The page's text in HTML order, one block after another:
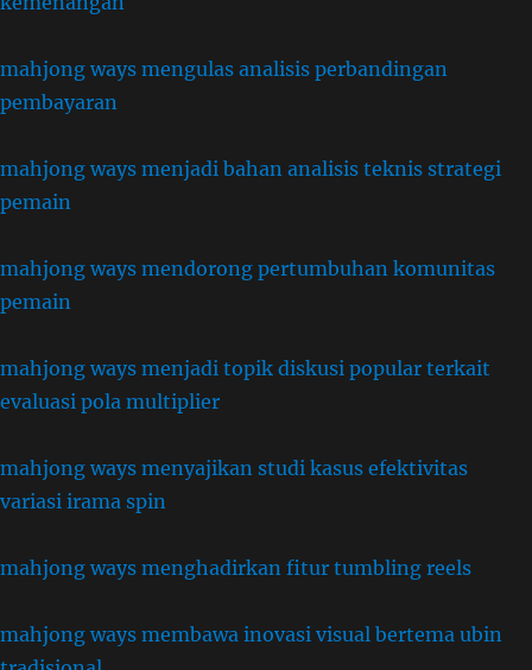
mahjong ways mengulas analisis perbandingan
pembayaran
mahjong ways menjadi bahan analisis teknis strategi
pemain
mahjong ways mendorong pertumbuhan komunitas
pemain
mahjong ways menjadi topik diskusi popular terkait
evaluasi pola multiplier
mahjong ways menyajikan studi kasus efektivitas
variasi irama spin
mahjong ways menghadirkan fitur tumbling reels
mahjong ways membawa inovasi visual bertema ubin